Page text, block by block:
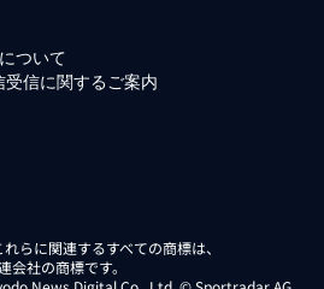
ついて
信に関するご案内
らに関連するすべての商標は、
社の商標です。